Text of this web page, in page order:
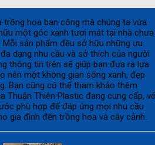
trồng hoa ban công mà chúng ta vừa
một góc xanh tươi mát tại nhà chưa
sản phẩm đều sở hữu những ưu
dạng nhu cầu và sở thích của người
thông tin trên sẽ giúp bạn đưa ra lựa
nên một không gian sống xanh, đẹp
Bạn cũng có thể tham khảo thêm
Thuận Thiên Plastic đang cung cấp,
phù hợp để đáp ứng mọi nhu cầu
gia đình đến trồng hoa và cây cảnh.